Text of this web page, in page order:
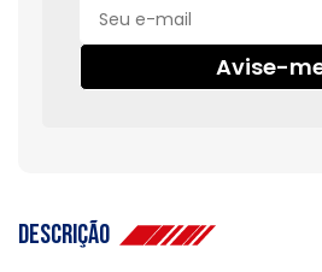
Avise-
Descrição